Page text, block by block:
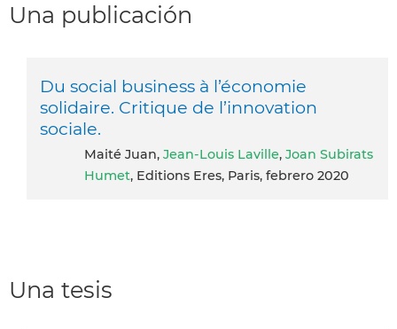
Una publicación
Du social business à l’économie
solidaire. Critique de l’innovation
sociale.
Maité Juan, Jean-Louis Laville, Joan Subirats
Humet, Editions Eres, Paris, febrero 2020
Una tesis